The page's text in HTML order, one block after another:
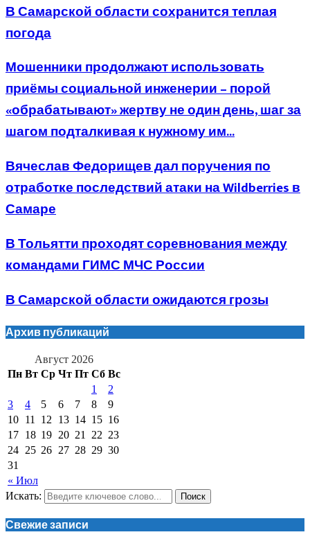
В Самарской области сохранится теплая
погода
Мошенники продолжают использовать
приёмы социальной инженерии – порой
«обрабатывают» жертву не один день, шаг за
шагом подталкивая к нужному им...
Вячеслав Федорищев дал поручения по
отработке последствий атаки на Wildberries в
Самаре
В Тольятти проходят соревнования между
командами ГИМС МЧС России
В Самарской области ожидаются грозы
Архив публикаций
Август 2026
Пн Вт Ср Чт Пт Сб Вс
« Июл
1
2
3
4 5 6 7 8
9
10 11 12 13 14 15 16
17 18 19 20 21 22 23
24 25 26 27 28 29 30
31
Искать: Поиск
Свежие записи